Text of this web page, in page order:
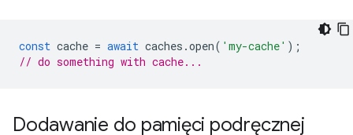
const cache = await caches .open( 'my-cache' );
// do something with cache...
Dodawanie do pamięci podręcznej